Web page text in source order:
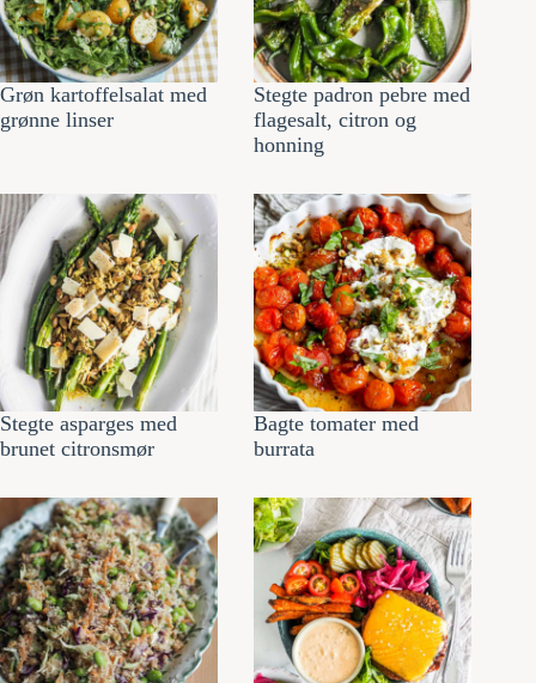
Grøn kartoffelsalat med
grønne linser
Stegte padron pebre med
flagesalt, citron og
honning
Stegte asparges med
brunet citronsmør
Bagte tomater med
burrata